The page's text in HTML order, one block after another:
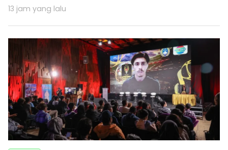
13 jam yang lalu